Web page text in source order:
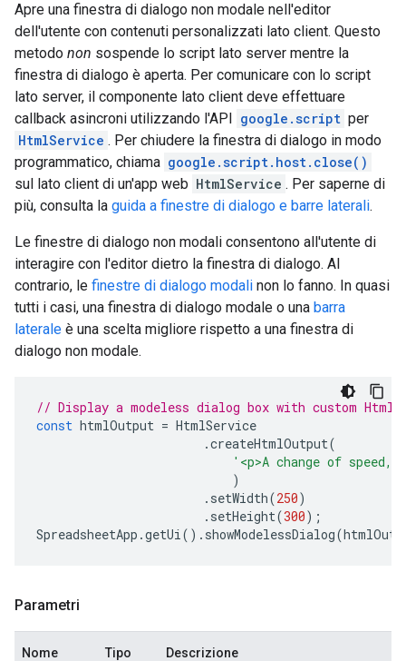
Apre una finestra di dialogo non modale nell'editor
dell'utente con contenuti personalizzati lato client. Questo
metodo non sospende lo script lato server mentre la
finestra di dialogo è aperta. Per comunicare con lo script
lato server, il componente lato client deve effettuare
callback asincroni utilizzando l'API google.script per
HtmlService . Per chiudere la finestra di dialogo in modo
programmatico, chiama google.script.host.close()
sul lato client di un'app web HtmlService . Per saperne di
più, consulta la guida a finestre di dialogo e barre laterali.
Le finestre di dialogo non modali consentono all'utente di
interagire con l'editor dietro la finestra di dialogo. Al
contrario, le finestre di dialogo modali non lo fanno. In quasi
tutti i casi, una finestra di dialogo modale o una barra
laterale è una scelta migliore rispetto a una finestra di
dialogo non modale.
// Display a modeless dialog box with custom
const htmlOutput = HtmlService
.createHtmlOutput(
'<p>A change of
)
. setWidth(250)
. setHeight(300);
SpreadsheetApp .getUi(). showModelessDialog(
Parametri
Nome Tipo Descrizione